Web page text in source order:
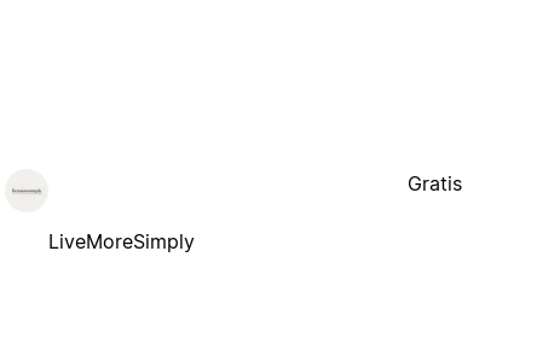
LiveMoreSimply
Gratis